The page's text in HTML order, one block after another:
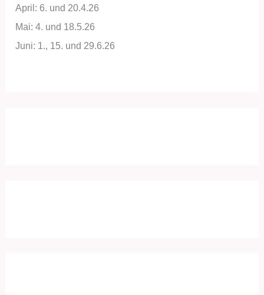
April: 6. und 20.4.26
Mai: 4. und 18.5.26
Juni: 1., 15. und 29.6.26